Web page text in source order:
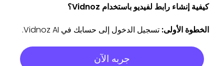
كيفية إنشاء رابط لفيديو باستخدام Vidnoz؟
الخطوة الأولى: تسجيل الدخول إلى حسابك في Vidnoz AI.
جربه الآن